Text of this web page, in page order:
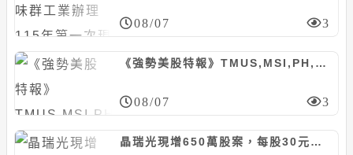
08/07 3
《強勢美股特報》TMUS,MSI,PH,FOXA等10檔
08/07 3
晶瑞光現增650萬股案，每股30元、認股基準日8/29